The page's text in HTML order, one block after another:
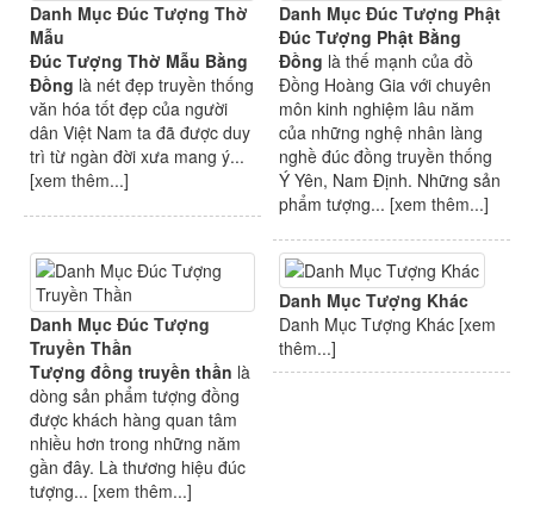
Danh Mục Đúc Tượng Thờ
Mẫu
Đúc Tượng Thờ Mẫu Bằng
Đồng là nét đẹp truyền thống
văn hóa tốt đẹp của người
dân Việt Nam ta đã được duy
trì từ ngàn đời xưa mang ý...
[xem thêm...]
Danh Mục Đúc Tượng Phật
Đúc Tượng Phật Bằng
Đồng là thế mạnh của đồ
Đồng Hoàng Gia với chuyên
môn kinh nghiệm lâu năm
của những nghệ nhân làng
nghề đúc đồng truyền thống
Ý Yên, Nam Định. Những sản
phẩm tượng... [xem thêm...]
Danh Mục Đúc Tượng
Truyền Thần
Tượng đồng truyền thần là
dòng sản phẩm tượng đồng
được khách hàng quan tâm
nhiều hơn trong những năm
gần đây. Là thương hiệu đúc
tượng... [xem thêm...]
Danh Mục Tượng Khác
Danh Mục Tượng Khác [xem
thêm...]